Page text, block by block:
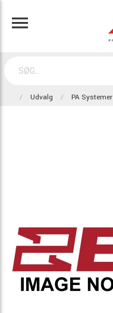
Udvalg PA Systemer